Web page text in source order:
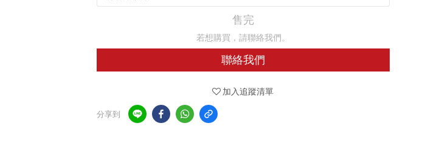
售完
若想購買，請聯絡我們。
聯絡我們
加入追蹤清單
分享到